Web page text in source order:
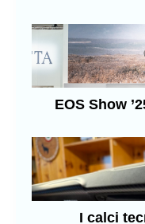
EOS Show
I calci